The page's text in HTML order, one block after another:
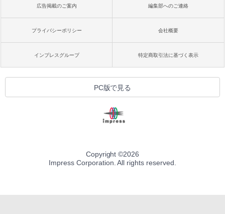
広告掲載のご案内 編集部へのご連絡
プライバシーポリシー 会社概要
インプレスグループ 特定商取引法に基づく表示
PC版で見る
Copyright ©2026
Impress Corporation. All rights reserved.